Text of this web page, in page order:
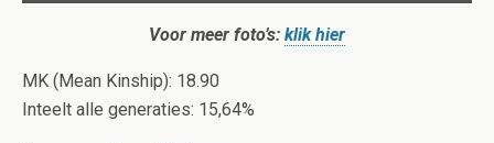
Voor meer foto’s: klik hier
MK (Mean Kinship): 18.90
Inteelt alle generaties: 15,64%